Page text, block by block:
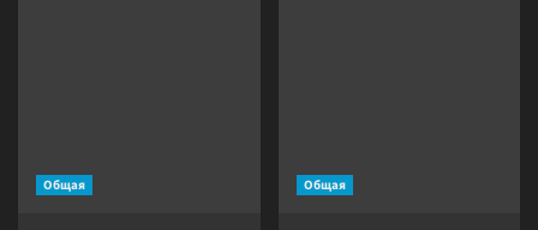
Общая Общая